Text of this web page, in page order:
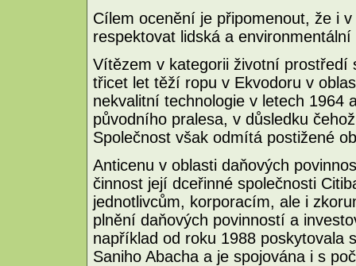
Cílem ocenění je připomenout, že i
respektovat lidská a environmentální
Vítězem v kategorii životní prostředí
třicet let těží ropu v Ekvodoru v
nekvalitní technologie v letech 1964
původního pralesa, v důsledku
Společnost však odmítá postižené
Anticenu v oblasti daňových
činnost její dceřinné společnosti
jednotlivcům, korporacím, ale i
plnění daňových povinností a
například od roku 1988 poskytovala
Saniho Abacha a je spojována i s